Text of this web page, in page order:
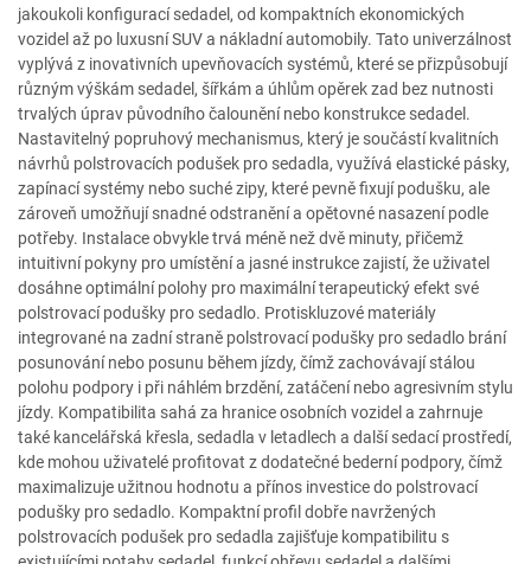
jakoukoli konfigurací sedadel, od kompaktních ekonomických
vozidel až po luxusní SUV a nákladní automobily. Tato univerzálnost
vyplývá z inovativních upevňovacích systémů, které se přizpůsobují
různým výškám sedadel, šířkám a úhlům opěrek zad bez nutnosti
trvalých úprav původního čalounění nebo konstrukce sedadel.
Nastavitelný popruhový mechanismus, který je součástí kvalitních
návrhů polstrovacích podušek pro sedadla, využívá elastické pásky,
zapínací systémy nebo suché zipy, které pevně fixují podušku, ale
zároveň umožňují snadné odstranění a opětovné nasazení podle
potřeby. Instalace obvykle trvá méně než dvě minuty, přičemž
intuitivní pokyny pro umístění a jasné instrukce zajistí, že uživatel
dosáhne optimální polohy pro maximální terapeutický efekt své
polstrovací podušky pro sedadlo. Protiskluzové materiály
integrované na zadní straně polstrovací podušky pro sedadlo brání
posunování nebo posunu během jízdy, čímž zachovávají stálou
polohu podpory i při náhlém brzdění, zatáčení nebo agresivním stylu
jízdy. Kompatibilita sahá za hranice osobních vozidel a zahrnuje
také kancelářská křesla, sedadla v letadlech a další sedací prostředí,
kde mohou uživatelé profitovat z dodatečné bederní podpory, čímž
maximalizuje užitnou hodnotu a přínos investice do polstrovací
podušky pro sedadlo. Kompaktní profil dobře navržených
polstrovacích podušek pro sedadla zajišťuje kompatibilitu s